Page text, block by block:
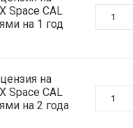
Space CAL
на 1 год
на
Space CAL
на 2 года